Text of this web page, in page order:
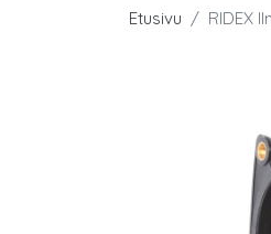
Etusivu RIDEX